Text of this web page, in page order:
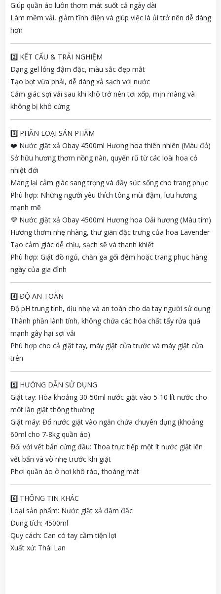
Giúp quần áo luôn thơm mát suốt cả ngày dài
Làm mềm vải, giảm tĩnh điện và giúp việc là ủi trở nên dễ dàng
hơn
2️⃣ KẾT CẤU & TRẢI NGHIỆM
Dạng gel lỏng đậm đặc, màu sắc đẹp mắt
Tạo bọt vừa phải, dễ dàng xả sạch với nước
Cảm giác sợi vải sau khi khô trở nên tơi xốp, mịn màng và
không bị khô cứng
3️⃣ PHÂN LOẠI SẢN PHẨM
❤️ Nước giặt xả Obay 4500ml Hương hoa thiên nhiên (Màu đỏ)
Sở hữu hương thơm nồng nàn, quyến rũ từ các loài hoa cỏ
nhiệt đới
Mang lại cảm giác sang trọng và đầy sức sống cho trang phục
Phù hợp: Những người yêu thích tông mùi đậm, lưu hương
mạnh mẽ
💜 Nước giặt xả Obay 4500ml Hương hoa Oải hương (Màu tím)
Hương thơm nhẹ nhàng, thư giãn đặc trưng của hoa Lavender
Tạo cảm giác dễ chịu, sạch sẽ và thanh khiết
Phù hợp: Giặt đồ ngủ, chăn ga gối đệm hoặc trang phục hàng
ngày của gia đình
4️⃣ ĐỘ AN TOÀN
Độ pH trung tính, dịu nhẹ và an toàn cho da tay người sử dụng
Thành phần lành tính, không chứa các hóa chất tẩy rửa quá
mạnh gây hại sợi vải
Phù hợp cho cả giặt tay, máy giặt cửa trước và máy giặt cửa
trên
5️⃣ HƯỚNG DẪN SỬ DỤNG
Giặt tay: Hòa khoảng 30-50ml nước giặt vào 5-10 lít nước cho
một lần giặt thông thường
Giặt máy: Đổ nước giặt vào ngăn chứa chuyên dụng (khoảng
60ml cho 7-8kg quần áo)
Đối với vết bẩn cứng đầu: Thoa trực tiếp một ít nước giặt lên
vết bẩn và vò nhẹ trước khi giặt
Phơi quần áo ở nơi khô ráo, thoáng mát
6️⃣ THÔNG TIN KHÁC
Loại sản phẩm: Nước giặt xả đậm đặc
Dung tích: 4500ml
Quy cách: Can có tay cầm tiện lợi
Xuất xứ: Thái Lan